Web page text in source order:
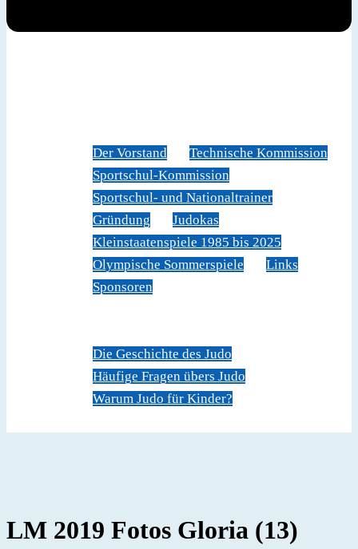
Der Vorstand
Technische Kommission
Sportschul-Kommission
Sportschul- und Nationaltrainer
Gründung
Judokas
Kleinstaatenspiele 1985 bis 2025
Olympische Sommerspiele
Links
Sponsoren
Die Geschichte des Judo
Häufige Fragen übers Judo
Warum Judo für Kinder?
LM 2019 Fotos Gloria (13)